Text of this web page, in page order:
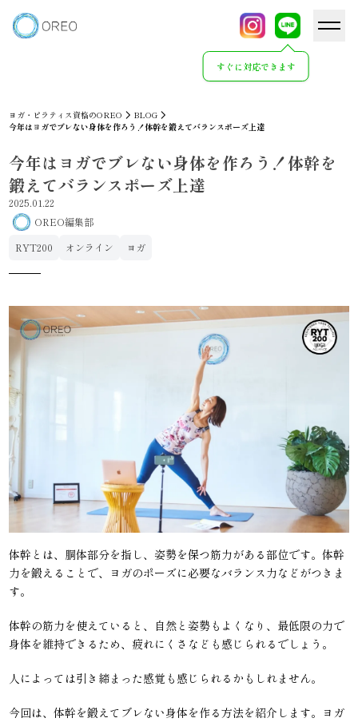
すぐに対応できます
ヨガ・ピラティス資格のOREO
BLOG
今年はヨガでブレない身体を作ろう！体幹を鍛えてバランスポーズ上達
今年はヨガでブレない身体を作ろう！体幹を
鍛えてバランスポーズ上達
2025.01.22
OREO編集部
RYT200
オンライン ヨガ
体幹とは、胴体部分を指し、姿勢を保つ筋力がある部位です。体幹
力を鍛えることで、ヨガのポーズに必要なバランス力などがつきま
す。
体幹の筋力を使えていると、自然と姿勢もよくなり、最低限の力で
身体を維持できるため、疲れにくさなども感じられるでしょう。
人によっては引き締まった感覚も感じられるかもしれません。
今回は、体幹を鍛えてブレない身体を作る方法を紹介します。ヨガ